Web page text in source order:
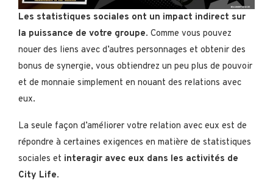
Les statistiques sociales ont un impact indirect sur
la puissance de votre groupe. Comme vous pouvez
nouer des liens avec d’autres personnages et obtenir des
bonus de synergie, vous obtiendrez un peu plus de pouvoir
et de monnaie simplement en nouant des relations avec
eux.
La seule façon d’améliorer votre relation avec eux est de
répondre à certaines exigences en matière de statistiques
sociales et interagir avec eux dans les activités de
City Life.